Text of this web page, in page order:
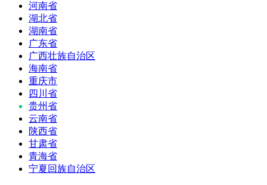
河南省
湖北省
湖南省
广东省
广西壮族自治区
海南省
重庆市
四川省
贵州省
云南省
陕西省
甘肃省
青海省
宁夏回族自治区